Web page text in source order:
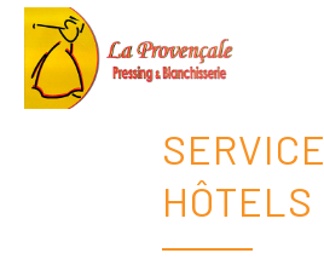
PROVENÇALE